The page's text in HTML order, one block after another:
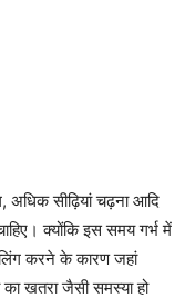
अधिक सीढ़ियां चढ़ना आदि
क्योंकि इस समय गर्भ में
करने के कारण जहां
खतरा जैसी समस्या हो